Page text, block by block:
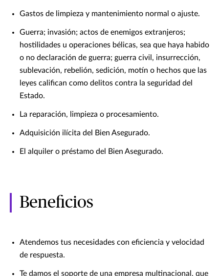
Gastos de limpieza y mantenimiento normal o ajuste.
Guerra; invasión; actos de enemigos extranjeros;
hostilidades u operaciones bélicas, sea que haya habido
o no declaración de guerra; guerra civil, insurrección,
sublevación, rebelión, sedición, motín o hechos que las
leyes califican como delitos contra la seguridad del
Estado.
La reparación, limpieza o procesamiento.
Adquisición ilícita del Bien Asegurado.
El alquiler o préstamo del Bien Asegurado.
Beneficios
Atendemos tus necesidades con eficiencia y velocidad
de respuesta.
Te damos el soporte de una empresa multinacional, que